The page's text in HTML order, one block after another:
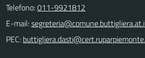
Telefono:011-9921812
E-mail:
PEC: